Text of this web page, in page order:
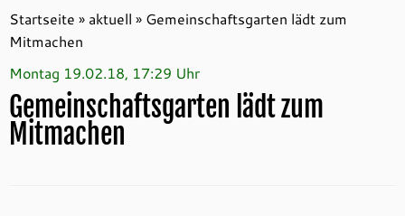
Inhalt
springen
Startseite » aktuell » Gemeinschaftsgarten lädt zum
Mitmachen
Montag 19.02.18, 17:29 Uhr
Gemeinschaftsgarten lädt zum
Mitmachen